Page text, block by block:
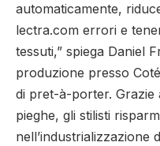
automaticamente,
lectra.com errori e
tessuti,” spiega Daniel
produzione presso
di pret-à-porter. Grazie
pieghe, gli stilisti
nell’industrializzazione